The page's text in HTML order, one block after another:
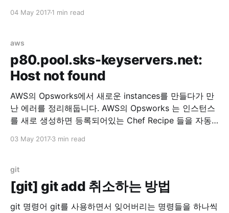
=====================================
/var/lib/aws/opsworks/cache.stage2/cookbooks/aws
/resources/cloudwatch.rb
=====================================
=====================================
====== NoMethodError ------------- undefined
method `property' for
#&lt;Class:0x007f511b6ee538&gt; Cookbook
04 May 20171 min read
aws
p80.pool.sks-keyservers.net:
Host not found
AWS의 Opsworks에서 새로운 instances를 만들다가 만
난 에러를 정리해둡니다. AWS의 Opsworks 는 인스턴스
를 새로 생성하면 등록되어있는 Chef Recipe 들을 자동
로 생성하고, 그 Instance에 하나의 App 을 배포하려고
다. 그런데 갑자기 에러가 발생해서 로그를 봤더니 이런
로그가 있었습니다. Mixlib::ShellOut:
03 May 20173 min read
git
[git] git add 취소하는 방법
git 명령어 git를 사용하면서 잊어버리는 명령들을 하나씩